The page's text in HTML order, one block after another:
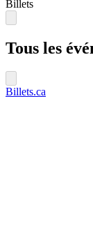
Billets
Tous les
Billets.ca